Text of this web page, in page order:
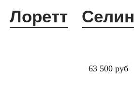
Лоретт
63 500 руб
Селин